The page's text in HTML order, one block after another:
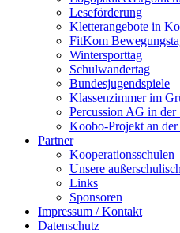
Leseförderung
Kletterangebote in
FitKom
Wintersporttag
Schulwandertag
Bundesjugendspiele
Klassenzimmer im
Percussion AG in der
Koobo-Projekt an der
Partner
Kooperationsschulen
Unsere
Links
Sponsoren
Impressum / Kontakt
Datenschutz